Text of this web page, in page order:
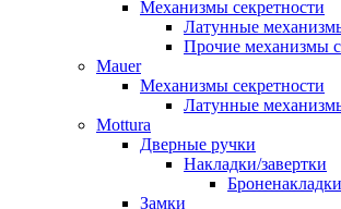
Механизмы секретности
Латунные
Прочие механизмы
Mauer
Механизмы секретности
Латунные
Mottura
Дверные ручки
Накладки/завертки
Броненакладки
Замки